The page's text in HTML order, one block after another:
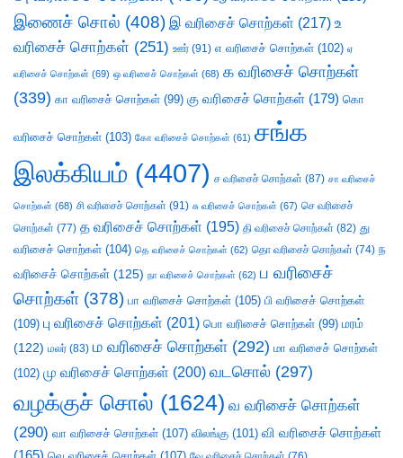
இணைச் சொல் (408) இ வரிசைச் சொற்கள் (217) உ
வரிசைச் சொற்கள் (251) ஊர் (91) எ வரிசைச் சொற்கள் (102) ஏ
வரிசைச் சொற்கள் (69) ஒ வரிசைச் சொற்கள் (68) க வரிசைச் சொற்கள்
(339) கா வரிசைச் சொற்கள் (99) கு வரிசைச் சொற்கள் (179) கொ
வரிசைச் சொற்கள் (103) கோ வரிசைச் சொற்கள் (61) சங்க
இலக்கியம் (4407) ச வரிசைச் சொற்கள் (87) சா வரிசைச்
சொற்கள் (68) சி வரிசைச் சொற்கள் (91) சு வரிசைச் சொற்கள் (67) செ வரிசைச்
சொற்கள் (77) த வரிசைச் சொற்கள் (195) தி வரிசைச் சொற்கள் (82) து
வரிசைச் சொற்கள் (104) தெ வரிசைச் சொற்கள் (62) தொ வரிசைச் சொற்கள் (74) ந
வரிசைச் சொற்கள் (125) நா வரிசைச் சொற்கள் (62) ப வரிசைச்
சொற்கள் (378) பா வரிசைச் சொற்கள் (105) பி வரிசைச் சொற்கள்
(109) பு வரிசைச் சொற்கள் (201) பொ வரிசைச் சொற்கள் (99) மரம்
(122) மலர் (83) ம வரிசைச் சொற்கள் (292) மா வரிசைச் சொற்கள்
(102) மு வரிசைச் சொற்கள் (200) வடசொல் (297)
வழக்குச் சொல் (1624) வ வரிசைச் சொற்கள்
(290) வா வரிசைச் சொற்கள் (107) விலங்கு (101) வி வரிசைச் சொற்கள்
(165)